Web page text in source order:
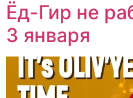
Ёд-Гир не
3 января